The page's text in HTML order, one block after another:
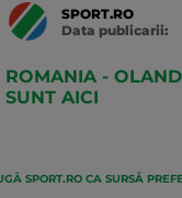
SPORT.RO
Data publicarii:
ROMANIA -
SUNT AICI
SPORT.RO CA SURSĂ